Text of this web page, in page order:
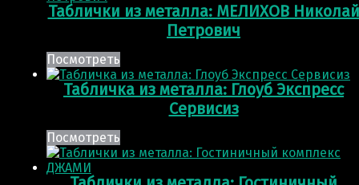
Таблички из металла: МЕЛИХОВ Николай
Петрович
Посмотреть
Табличка из металла: Глоуб Экспресс
Сервисиз
Посмотреть